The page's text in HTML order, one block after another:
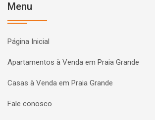
Menu
Página Inicial
Apartamentos à Venda em Praia Grande
Casas à Venda em Praia Grande
Fale conosco